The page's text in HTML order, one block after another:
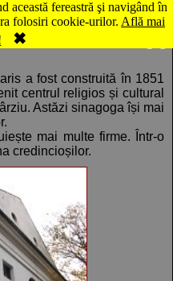
această fereastră şi navigând în
folosiri cookie-urilor. Află mai
✖
Prima Sinagogă
a fost construită în 1851
centrul religios și cultural
Astăzi sinagoga își mai
mai multe firme. Într-o
credincioșilor.